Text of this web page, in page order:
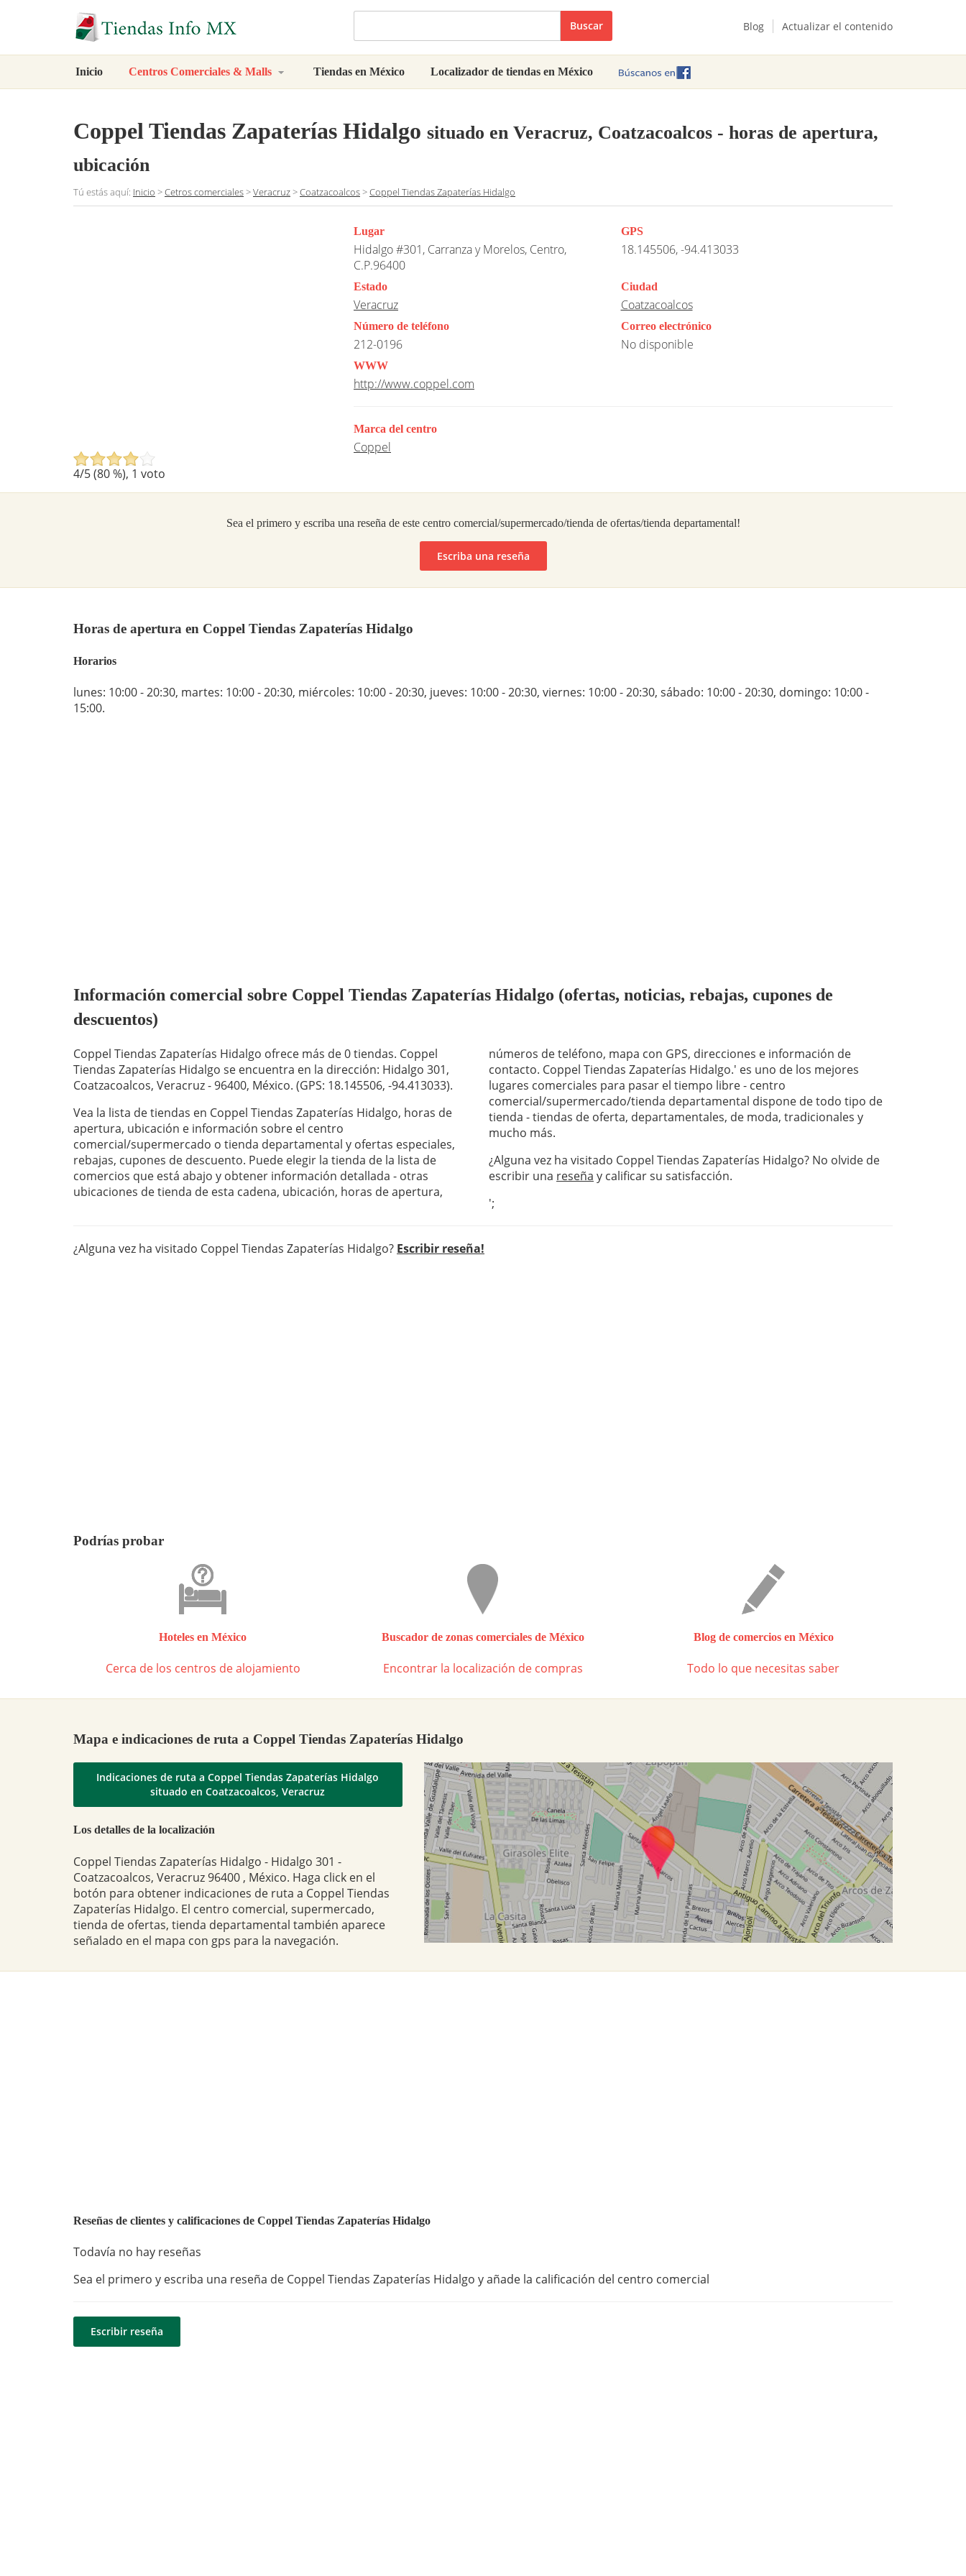
Buscar Blog Actualizar el contenido
Inicio Centros Comerciales & Malls Tiendas en México Localizador de tiendas en México
Coppel Tiendas Zapaterías Hidalgo situado en Veracruz, Coatzacoalcos - horas de apertura,
ubicación
Tú estás aquí: Inicio >Cetros comerciales>Veracruz>Coatzacoalcos>Coppel Tiendas Zapaterías Hidalgo
4/5 (80%), 1 voto
Lugar
Hidalgo #301, Carranza y Morelos, Centro,
C.P.96400
GPS
18.145506, -94.413033
Estado
Veracruz
Ciudad
Coatzacoalcos
Número de teléfono
212-0196
Correo electrónico
No disponible
WWW
http://www.coppel.com
Marca del centro
Coppel
Sea el primero y escriba una reseña de este centro comercial/supermercado/tienda de ofertas/tienda departamental!
Escriba una reseña
Horas de apertura en Coppel Tiendas Zapaterías Hidalgo
Horarios
lunes: 10:00 - 20:30, martes: 10:00 - 20:30, miércoles: 10:00 - 20:30, jueves: 10:00 - 20:30, viernes: 10:00 - 20:30, sábado: 10:00 - 20:30, domingo: 10:00 -
15:00.
Información comercial sobre Coppel Tiendas Zapaterías Hidalgo (ofertas, noticias, rebajas, cupones de
descuentos)
Coppel Tiendas Zapaterías Hidalgo ofrece más de 0 tiendas. Coppel
Tiendas Zapaterías Hidalgo se encuentra en la dirección: Hidalgo 301,
Coatzacoalcos, Veracruz - 96400, México. (GPS: 18.145506, -94.413033).
Vea la lista de tiendas en Coppel Tiendas Zapaterías Hidalgo, horas de
apertura, ubicación e información sobre el centro
comercial/supermercado o tienda departamental y ofertas especiales,
rebajas, cupones de descuento. Puede elegir la tienda de la lista de
comercios que está abajo y obtener información detallada - otras
ubicaciones de tienda de esta cadena, ubicación, horas de apertura,
números de teléfono, mapa con GPS, direcciones e información de
contacto. Coppel Tiendas Zapaterías Hidalgo.' es uno de los mejores
lugares comerciales para pasar el tiempo libre - centro
comercial/supermercado/tienda departamental dispone de todo tipo de
tienda - tiendas de oferta, departamentales, de moda, tradicionales y
mucho más.
¿Alguna vez ha visitado Coppel Tiendas Zapaterías Hidalgo? No olvide de
escribir una reseña y calificar su satisfacción.
';
¿Alguna vez ha visitado Coppel Tiendas Zapaterías Hidalgo? Escribir reseña!
Podrías probar
Hoteles en México
Cerca de los centros de alojamiento
Buscador de zonas comerciales de México
Encontrar la localización de compras
Blog de comercios en México
Todo lo que necesitas saber
Mapa e indicaciones de ruta a Coppel Tiendas Zapaterías Hidalgo
Indicaciones de ruta a Coppel Tiendas Zapaterías Hidalgo
situado en Coatzacoalcos, Veracruz
Los detalles de la localización
Coppel Tiendas Zapaterías Hidalgo - Hidalgo 301 -
Coatzacoalcos, Veracruz 96400 , México. Haga click en el
botón para obtener indicaciones de ruta a Coppel Tiendas
Zapaterías Hidalgo. El centro comercial, supermercado,
tienda de ofertas, tienda departamental también aparece
señalado en el mapa con gps para la navegación.
Reseñas de clientes y calificaciones de Coppel Tiendas Zapaterías Hidalgo
Todavía no hay reseñas
Sea el primero y escriba una reseña de Coppel Tiendas Zapaterías Hidalgo y añade la calificación del centro comercial
Escribir reseña